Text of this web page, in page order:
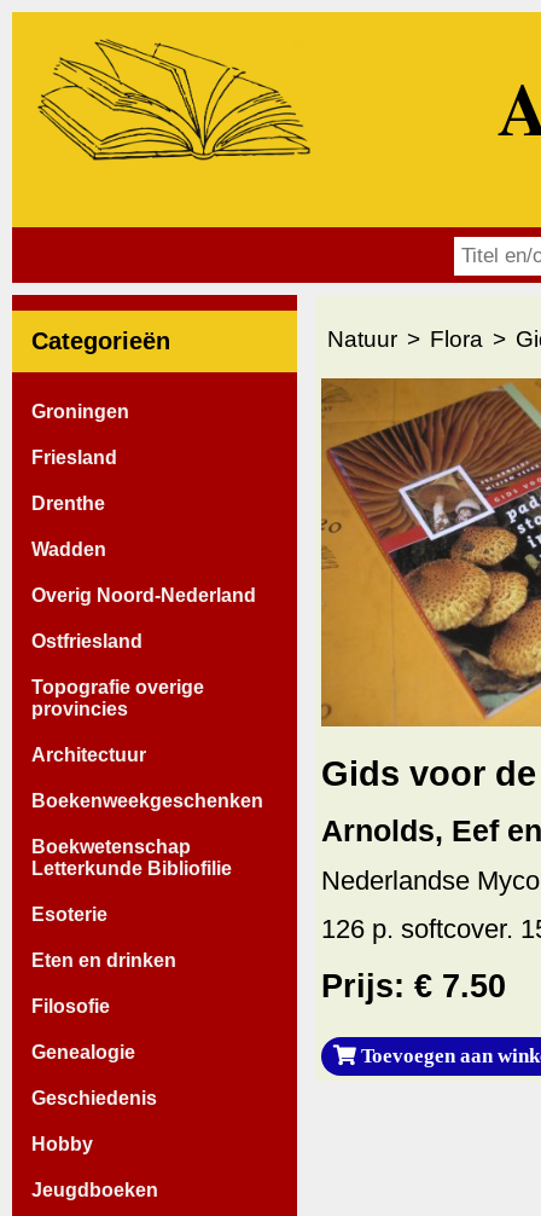
Categorieën
Groningen
Friesland
Drenthe
Wadden
Overig Noord-Nederland
Ostfriesland
Topografie overige
provincies
Architectuur
Boekenweekgeschenken
Boekwetenschap
Letterkunde Bibliofilie
Esoterie
Eten en drinken
Filosofie
Genealogie
Geschiedenis
Hobby
Jeugdboeken
Natuur Flora
Gids voor
Arnolds, Eef
Nederlandse
126 p. softcover.
Prijs: € 7.50
Toevoegen aan